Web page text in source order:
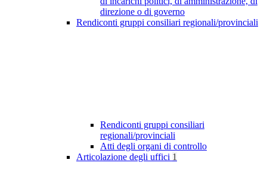
direzione o di governo
Rendiconti gruppi consiliari regionali/provinciali
Rendiconti gruppi consiliari
regionali/provinciali
Atti degli organi di controllo
Articolazione degli uffici 1